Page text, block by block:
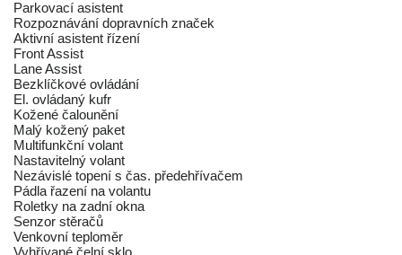
Parkovací asistent
Rozpoznávání dopravních značek
Aktivní asistent řízení
Front Assist
Lane Assist
Bezklíčkové ovládání
El. ovládaný kufr
Kožené čalounění
Malý kožený paket
Multifunkční volant
Nastavitelný volant
Nezávislé topení s čas. předehřívačem
Pádla řazení na volantu
Roletky na zadní okna
Senzor stěračů
Venkovní teploměr
Vyhřívané čelní sklo